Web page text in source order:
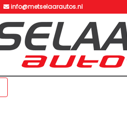
info@metselaarautos.nl